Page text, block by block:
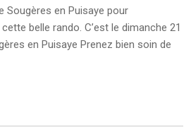
Sougères en Puisaye pour
belle rando. C’est le dimanche 21
en Puisaye Prenez bien soin de